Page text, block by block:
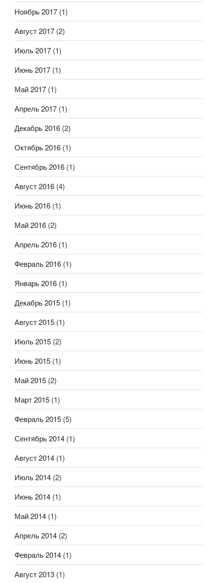
Ноябрь 2017 (1)
Август 2017 (2)
Июль 2017 (1)
Июнь 2017 (1)
Май 2017 (1)
Апрель 2017 (1)
Декабрь 2016 (2)
Октябрь 2016 (1)
Сентябрь 2016 (1)
Август 2016 (4)
Июнь 2016 (1)
Май 2016 (2)
Апрель 2016 (1)
Февраль 2016 (1)
Январь 2016 (1)
Декабрь 2015 (1)
Август 2015 (1)
Июль 2015 (2)
Июнь 2015 (1)
Май 2015 (2)
Март 2015 (1)
Февраль 2015 (5)
Сентябрь 2014 (1)
Август 2014 (1)
Июль 2014 (2)
Июнь 2014 (1)
Май 2014 (1)
Апрель 2014 (2)
Февраль 2014 (1)
Август 2013 (1)